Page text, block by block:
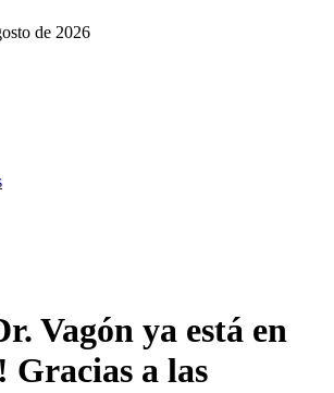
de 2026
Vagón ya está en
Gracias a las